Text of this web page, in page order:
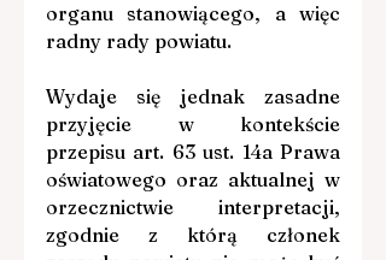
organu stanowiącego, a więc
radny rady powiatu.
Wydaje się jednak zasadne
przyjęcie w kontekście
przepisu art. 63 ust. 14a Prawa
oświatowego oraz aktualnej w
orzecznictwie interpretacji,
zgodnie z którą członek